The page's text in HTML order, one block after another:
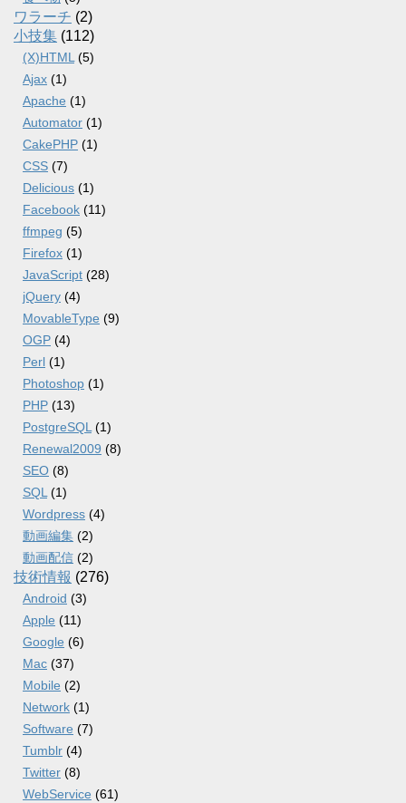
ワラーチ (2)
小技集 (112)
(X)HTML (5)
Ajax (1)
Apache (1)
Automator (1)
CakePHP (1)
CSS (7)
Delicious (1)
Facebook (11)
ffmpeg (5)
Firefox (1)
JavaScript (28)
jQuery (4)
MovableType (9)
OGP (4)
Perl (1)
Photoshop (1)
PHP (13)
PostgreSQL (1)
Renewal2009 (8)
SEO (8)
SQL (1)
Wordpress (4)
動画編集 (2)
動画配信 (2)
技術情報 (276)
Android (3)
Apple (11)
Google (6)
Mac (37)
Mobile (2)
Network (1)
Software (7)
Tumblr (4)
Twitter (8)
WebService (61)